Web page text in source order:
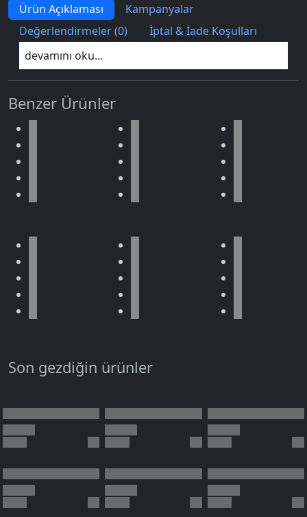
Ürün Açıklaması
Kampanyalar
Değerlendirmeler (0)
İptal & İade Koşulları
devamını oku...
Benzer Ürünler
Son gezdiğin ürünler